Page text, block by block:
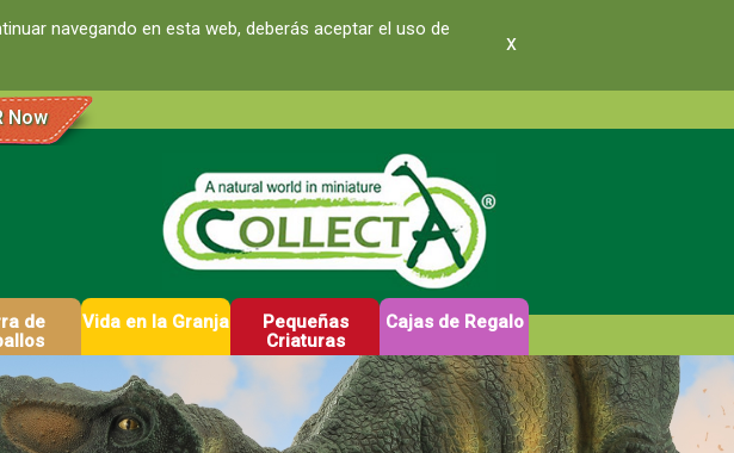
navegando en esta web, deberás aceptar el uso de
x
Now
de
Vida en la Granja
Pequeñas
Criaturas
Cajas de Regalo